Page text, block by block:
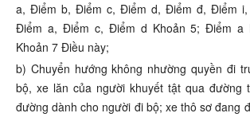
a, Điểm b, Điểm c, Điểm d, Điểm đ, Điểm
Điểm a, Điểm c, Điểm d Khoản 5; Điểm a
Khoản 7 Điều này;
b) Chuyển hướng không nhường quyền đi
bộ, xe lăn của người khuyết tật qua đường
đường dành cho người đi bộ; xe thô sơ đang